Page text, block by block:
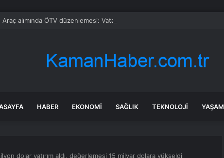
Araç alımında ÖTV düzenlemesi: Vatandaşlar bayilere akın etti
HABER EKONOMI SAĞLIK TEKNOLOJI YAŞAM
dolar yatırım aldı, değerlemesi 15 milyar dolara yükseldi